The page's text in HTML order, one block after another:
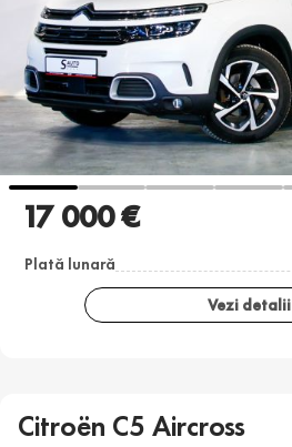
17 000 €
Plată lunară
Vezi detalii
Citroën C5 Aircross